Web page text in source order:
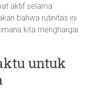
aktif selama
bahwa rutinitas ini
kita menghargai
untuk